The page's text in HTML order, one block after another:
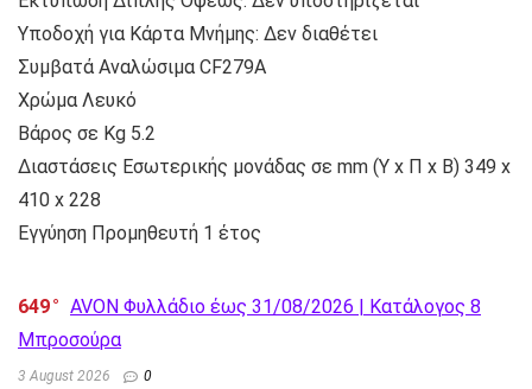
Υποδοχή για Κάρτα Μνήμης: Δεν διαθέτει
Συμβατά Αναλώσιμα CF279A
Χρώμα Λευκό
Βάρος σε Kg 5.2
Διαστάσεις Εσωτερικής μονάδας σε mm (Υ x Π x Β) 349 x
410 x 228
Εγγύηση Προμηθευτή 1 έτος
649
AVON Φυλλάδιο έως 31/08/2026 | Κατάλογος 8
Μπροσούρα
3 August 2026 0